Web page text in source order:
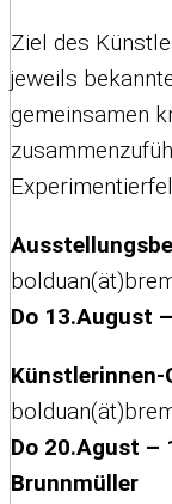
Ziel des
jeweils
gemeinsamen
Do 13.August
Do 20.Agust –
Brunnmüller